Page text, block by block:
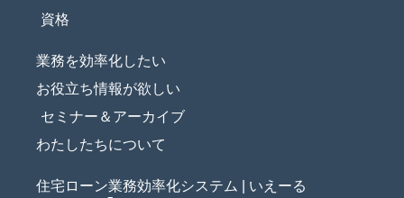
資格
業務を効率化したい
お役立ち情報が欲しい
セミナー＆アーカイブ
わたしたちについて
住宅ローン業務効率化システム | いえーる